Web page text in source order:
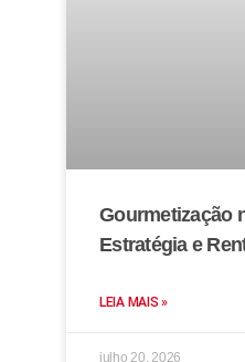
Gourmetização
Estratégia e
LEIA MAIS »
julho 20, 2026